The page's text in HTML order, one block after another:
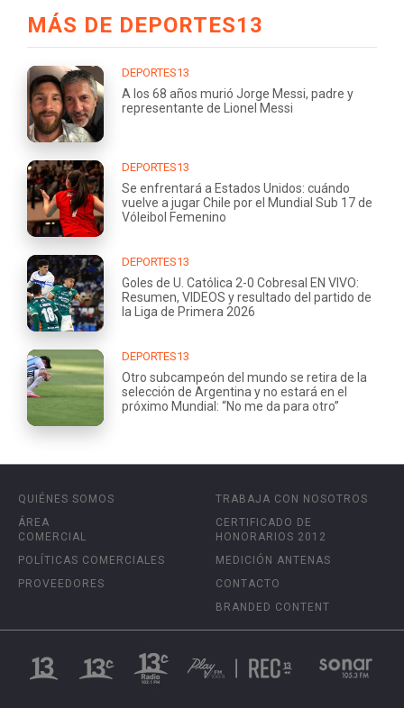
MÁS DE DEPORTES13
DEPORTES13
A los 68 años murió Jorge Messi, padre y
representante de Lionel Messi
DEPORTES13
Se enfrentará a Estados Unidos: cuándo
vuelve a jugar Chile por el Mundial Sub 17 de
Vóleibol Femenino
DEPORTES13
Goles de U. Católica 2-0 Cobresal EN VIVO:
Resumen, VIDEOS y resultado del partido de
la Liga de Primera 2026
DEPORTES13
Otro subcampeón del mundo se retira de la
selección de Argentina y no estará en el
próximo Mundial: “No me da para otro”
QUIÉNES SOMOS
ÁREA
COMERCIAL
POLÍTICAS COMERCIALES
PROVEEDORES
TRABAJA CON NOSOTROS
CERTIFICADO DE
HONORARIOS 2012
MEDICIÓN ANTENAS
CONTACTO
BRANDED CONTENT